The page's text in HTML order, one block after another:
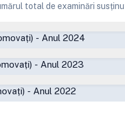
total de examinări
- Anul 2024
- Anul 2023
- Anul 2022